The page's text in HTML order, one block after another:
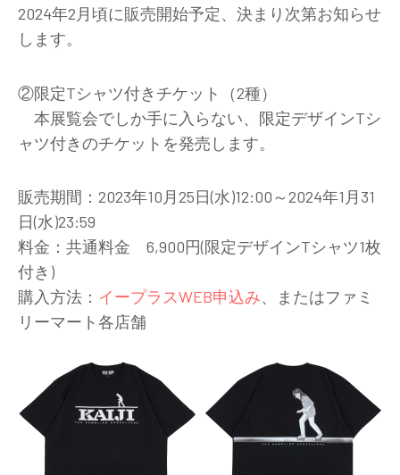
2024年2月頃に販売開始予定、決まり次第お知らせ
します。
②限定Tシャツ付きチケット（2種）
本展覧会でしか手に入らない、限定デザインTシ
ャツ付きのチケットを発売します。
販売期間：2023年10月25日(水)12:00～2024年1月31
日(水)23:59
料金：共通料金 6,900円(限定デザインTシャツ1枚
付き)
購入方法： イープラスWEB申込み、またはファミ
リーマート各店舗